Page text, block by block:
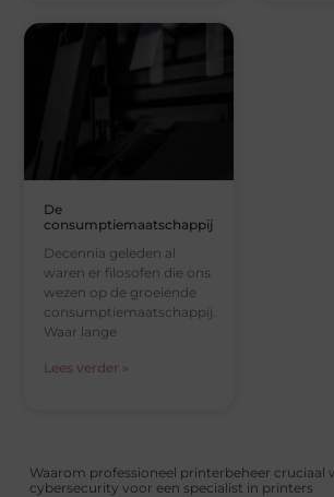
De
consumptiemaatschappij
Decennia geleden al
waren er filosofen die ons
wezen op de groeiende
consumptiemaatschappij.
Waar lange
Lees verder »
Waarom professioneel printerbeheer cruciaal
cybersecurity voor een specialist in printers